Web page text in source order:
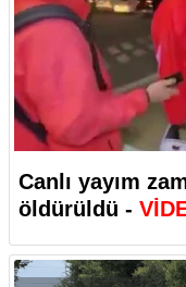
Canlı yayım
öldürüldü -